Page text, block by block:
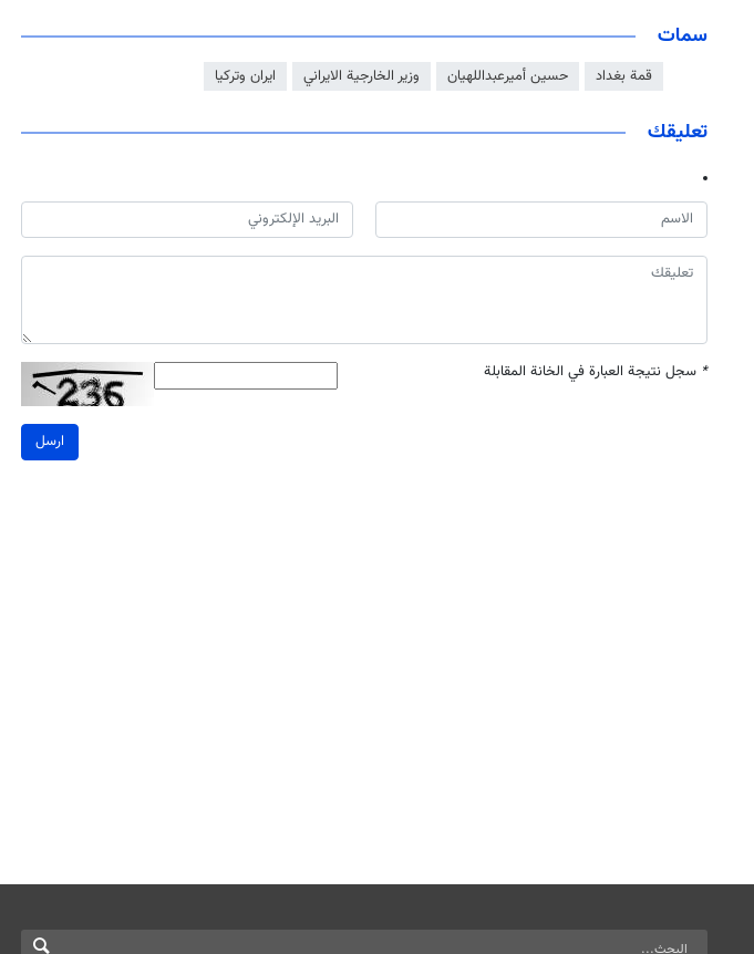
سمات
قمة بغداد حسين أميرعبداللهيان وزير الخارجية الايراني ايران وتركيا
تعليقك
* سجل نتيجة العبارة في الخانة المقابلة
ارسل